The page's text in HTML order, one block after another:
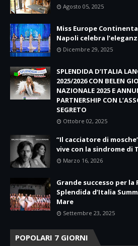
Agosto 05, 2025
Miss Europe
Napoli celebra
Dicembre 29, 2025
SPLENDIDA D’ITALIA
2025/2026 CON BELEN
NAZIONALE 2025 E
PARTNERSHIP CON
SEGRETO
Ottobre 02, 2025
“Il cacciatore di
vive con la sindrome di
Marzo 16, 2026
Grande successo per la
Splendida d’Italia
Mare
Settembre 23, 2025
POPOLARI 7 GIORNI